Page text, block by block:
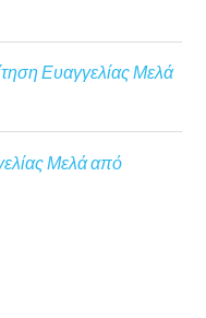
Ευαγγελίας Μελά
Μελά από